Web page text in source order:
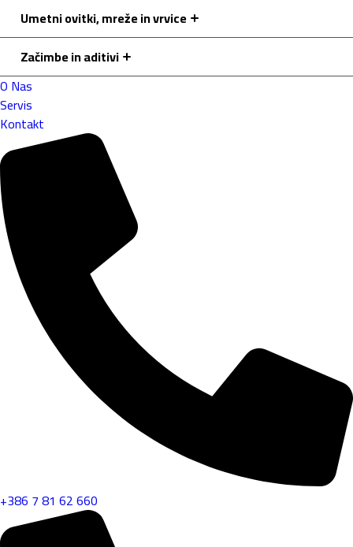
Umetni ovitki, mreže in vrvice
Začimbe in aditivi
O Nas
Servis
Kontakt
+386 7 81 62 660